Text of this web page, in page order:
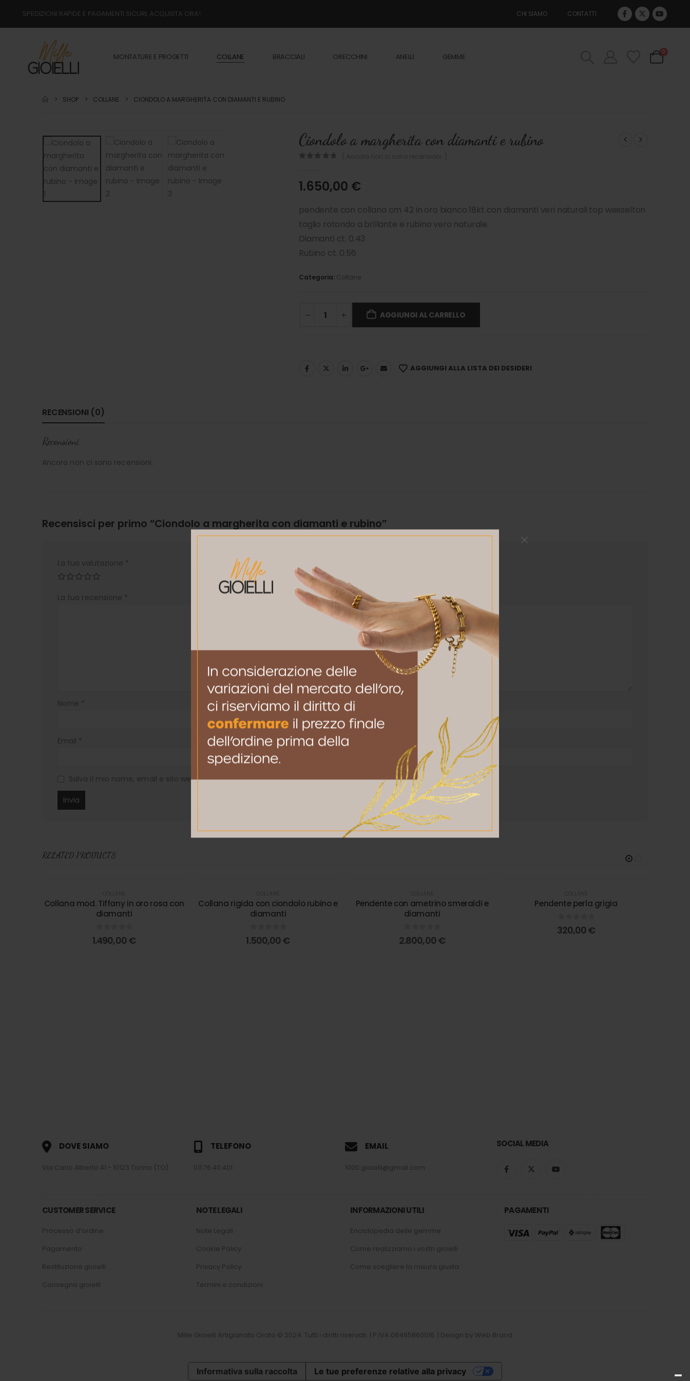
SPEDIZIONI RAPIDE E PAGAMENTI SICURI, ACQUISTA ORA! CHI SIAMO CONTATTI
MONTATURE E PROGETTI COLLANE BRACCIALI ORECCHINI ANELLI GEMME
0
SHOP COLLANE CIONDOLO A MARGHERITA CON DIAMANTI E RUBINO
Ciondolo a margherita con diamanti e rubino
1.650,00 €
pendente con collana cm 42 in oro bianco 18kt con diamanti veri naturali top wesselton
taglio rotondo a brillante e rubino vero naturale.
Diamanti ct. 0.43
Rubino ct. 0.56
Categoria: Collane
AGGIUNGI AL CARRELLO
AGGIUNGI ALLA LISTA DEI DESIDERI
RECENSIONI (0)
Recensioni
Ancora non ci sono recensioni.
Recensisci per primo “Ciondolo a margherita con diamanti e rubino”
La tua valutazione *
La tua recensione *
Nome *
Email *
Salva il mio nome, email e sito web in questo browser per la prossima volta che commento.
RELATED PRODUCTS
Collana mod. Tiffany in oro rosa con
diamanti
out of 5
1.490,00 €
Collana rigida con ciondolo rubino e
diamanti
0out of 5
1.500,00 €
Pendente con ametrino smeraldi e
diamanti
0out of 5
2.800,00 €
Pendente perla grigia
0 out of 5
320,00 €
DOVE SIAMO
Via Carlo Alberto 41 - 10123 Torino (TO)
TELEFONO
011.76.40.401
EMAIL
1000.gioielli@gmail.com
SOCIAL MEDIA
CUSTOMER SERVICE
Processo d’ordine
Pagamento
Restituzione gioielli
Consegna gioielli
NOTE LEGALI
Note Legali
Cookie Policy
Privacy Policy
Termini e condizioni
INFORMAZIONI UTILI
Enciclopedia delle gemme
Come realizziamo i vostri gioielli
Come scegliere la misura giusta
PAGAMENTI
Mille Gioielli Artigianato Orafo © 2024. Tutti i diritti riservati. | P.IVA 08465860016. | Design by Web Brand
Informativa sulla raccolta Le tue preferenze relative alla privacy